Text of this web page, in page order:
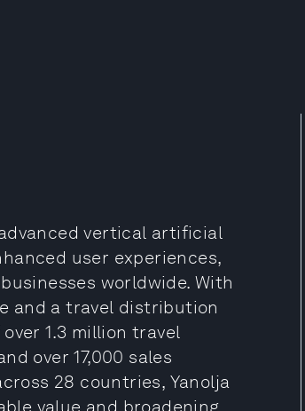
vertical artificial
user experiences,
worldwide. With
and a travel distribution
1.3 million travel
over 17,000 sales
28 countries, Yanolja
value and broadening